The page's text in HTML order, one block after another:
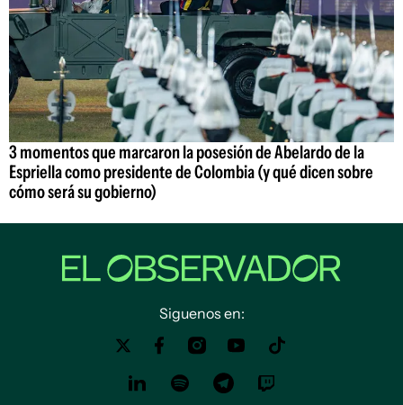
3 momentos que marcaron la posesión de Abelardo de la
Espriella como presidente de Colombia (y qué dicen sobre
cómo será su gobierno)
Siguenos en: